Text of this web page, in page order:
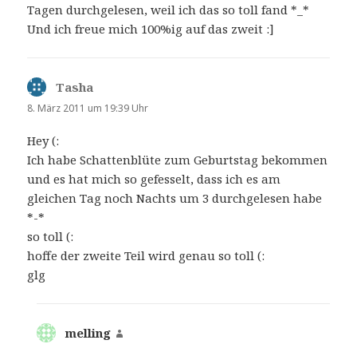
Tagen durchgelesen, weil ich das so toll fand *_*
Und ich freue mich 100%ig auf das zweit :]
Tasha
8. März 2011 um 19:39 Uhr
Hey (:
Ich habe Schattenblüte zum Geburtstag bekommen
und es hat mich so gefesselt, dass ich es am
gleichen Tag noch Nachts um 3 durchgelesen habe
*-*
so toll (:
hoffe der zweite Teil wird genau so toll (:
glg
melling